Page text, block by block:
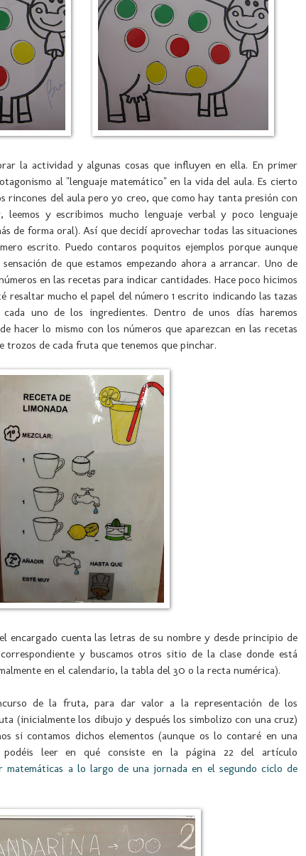
la actividad y algunas cosas que influyen en ella. En primer
al "lenguaje matemático" en la vida del aula. Es cierto
rincones del aula pero yo creo, que como hay tanta presión con
y escribimos mucho lenguaje verbal y poco lenguaje
de forma oral). Así que decidí aprovechar todas las situaciones
escrito. Puedo contaros poquitos ejemplos porque aunque
de que estamos empezando ahora a arrancar. Uno de
en las recetas para indicar cantidades. Hace poco hicimos
resaltar mucho el papel del número 1 escrito indicando las tazas
uno de los ingredientes. Dentro de unos días haremos
hacer lo mismo con los números que aparezcan en las recetas
trozos de cada fruta que tenemos que pinchar.
encargado cuenta las letras de su nombre y desde principio de
y buscamos otros sitio de la clase donde está
en el calendario, la tabla del 30 o la recta numérica).
de la fruta, para dar valor a la representación de los
(inicialmente los dibujo y después los simbolizo con una cruz)
si contamos dichos elementos (aunque os lo contaré en una
podéis leer en qué consiste en la página 22 del artículo
matemáticas a lo largo de una jornada en el segundo ciclo de